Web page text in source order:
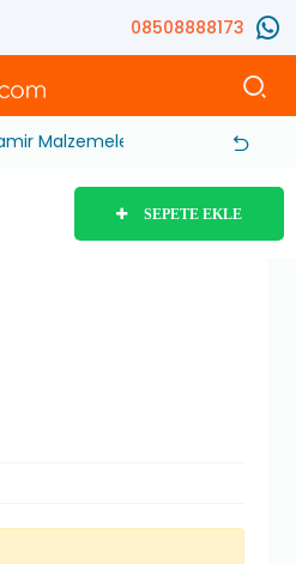
08508888173
Malzemeleri Lastik Yaması
SEPETE EKLE